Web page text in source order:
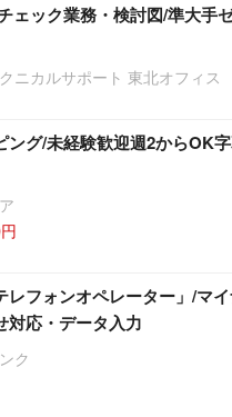
ェック業務・検討図/準大手
ニカルサポート 東北オフィス
ング/未経験歓迎週2からOK
レフォンオペレーター」/マ
対応・データ入力
ク